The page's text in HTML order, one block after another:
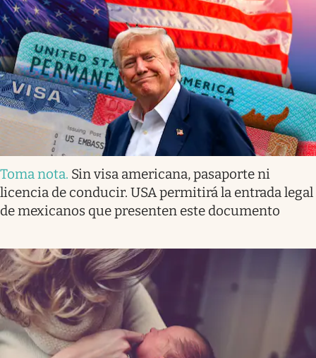
Toma nota. Sin visa americana, pasaporte ni
licencia de conducir. USA permitirá la entrada legal
de mexicanos que presenten este documento